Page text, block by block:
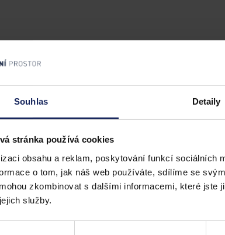
Souhlas Detaily
stránka používá cookies
obsahu a reklam, poskytování funkcí sociálních
o tom, jak náš web používáte, sdílíme se
zkombinovat s dalšími informacemi, které jste
služby.